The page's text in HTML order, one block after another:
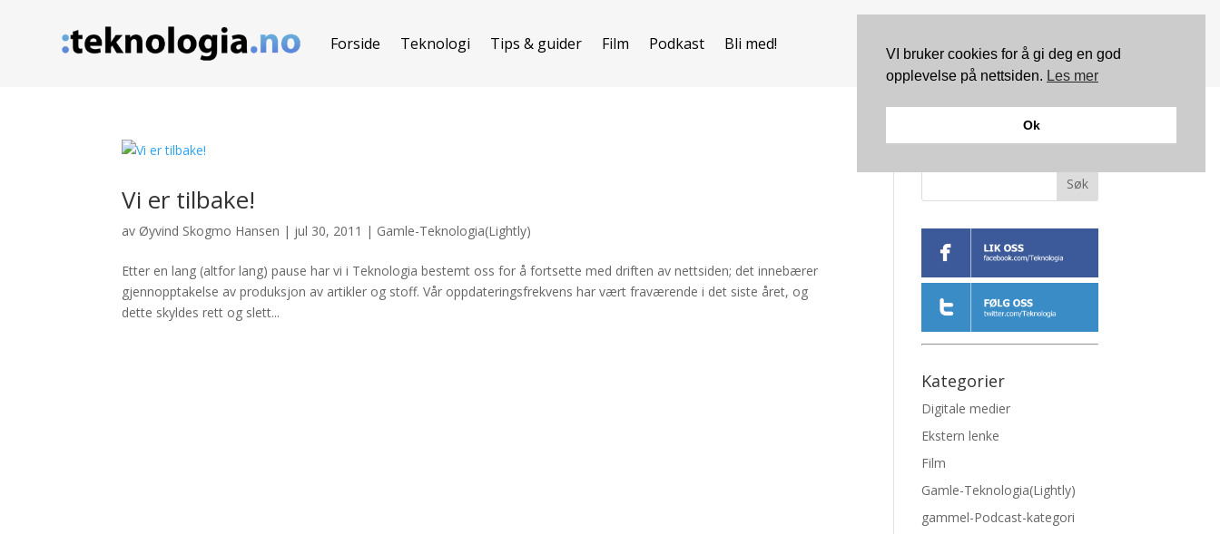
Forside Teknologi Tips & guider Film Podkast Bli med!
Vi er tilbake!
av Øyvind Skogmo Hansen | jul 30, 2011 | Gamle-Teknologia(Lightly)
Etter en lang (altfor lang) pause har vi i Teknologia bestemt oss for å fortsette med driften av nettsiden; det innebærer
gjennopptakelse av produksjon av artikler og stoff. Vår oppdateringsfrekvens har vært fraværende i det siste året, og
dette skyldes rett og slett...
Søk
Kategorier
Digitale medier
Ekstern lenke
Film
Gamle-Teknologia(Lightly)
gammel-Podcast-kategori
VI bruker cookies for å gi deg en god
opplevelse på nettsiden. Les mer
Ok